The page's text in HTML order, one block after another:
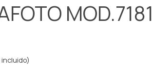
MOD.7181
incluido)